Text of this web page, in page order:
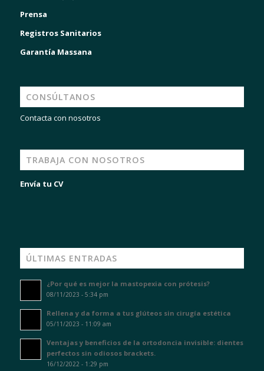
Prensa
Registros Sanitarios
Garantía Massana
CONSÚLTANOS
Contacta con nosotros
TRABAJA CON NOSOTROS
Envía tu CV
ÚLTIMAS ENTRADAS
¿Por qué es mejor la mastopexia con prótesis?
08/11/2023 - 5:34 pm
Rellena y da forma a tus glúteos sin cirugía estética
05/11/2023 - 11:09 am
Ventajas y beneficios de la ortodoncia invisible: dientes
perfectos sin odiosos brackets.
16/12/2022 - 1:29 pm